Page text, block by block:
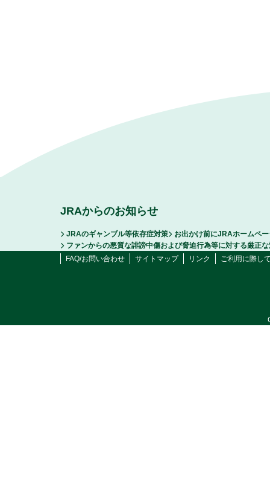
JRAからのお知らせ
JRAのギャンブル等依存症対策
お出かけ前にJRAホームペ
ファンからの悪質な誹謗中傷および脅迫行為等に対する厳正
FAQ/お問い合わせ
サイトマップ リンク ご利用に際し